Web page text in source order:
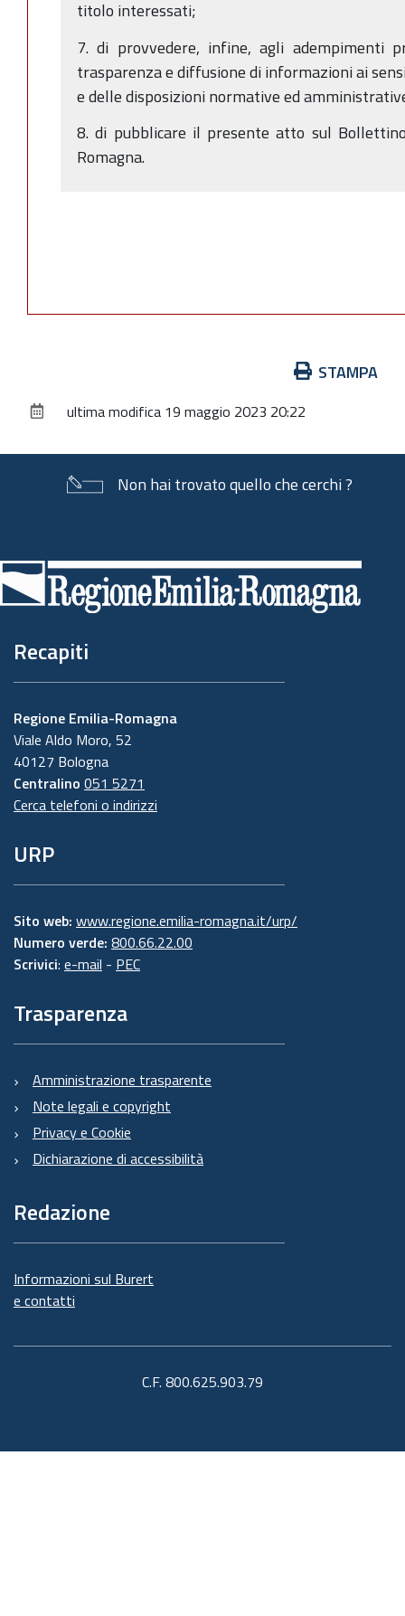
titolo interessati;
7. di provvedere, infine, agli adempimenti
trasparenza e diffusione di informazioni ai
e delle disposizioni normative ed
8. di pubblicare il presente atto sul
Romagna.
documento
STAMPA
ultima modifica 19 maggio 2023 20:22
Non hai trovato quello che cerchi ?
di
pagina
Recapiti
Regione Emilia-Romagna
Viale Aldo Moro, 52
40127 Bologna
Centralino 051 5271
Cerca telefoni o indirizzi
URP
Sito web: www.regione.emilia-romagna.it/urp/
Numero verde: 800.66.22.00
Scrivici: e-mail - PEC
Trasparenza
Amministrazione trasparente
Note legali e copyright
Privacy e Cookie
Dichiarazione di accessibilità
Redazione
Informazioni sul Burert
e contatti
C.F. 800.625.903.79